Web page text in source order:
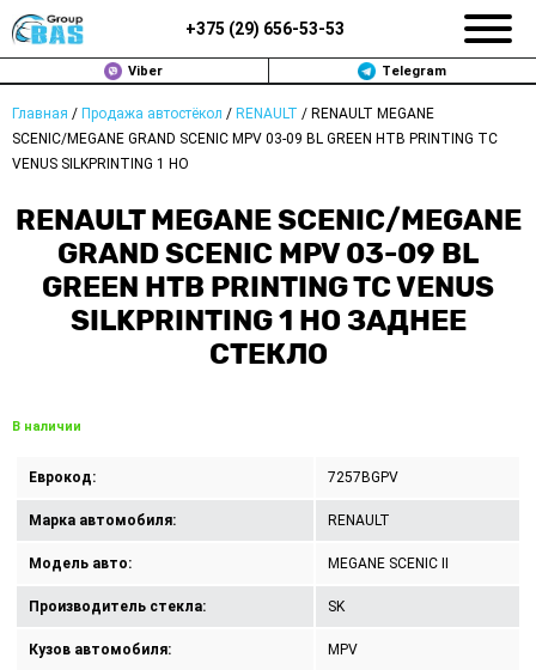
+375 (29) 656-53-53
Viber Telegram
Главная / Продажа автостёкол / RENAULT / RENAULT MEGANE
SCENIC/MEGANE GRAND SCENIC MPV 03-09 BL GREEN HTB PRINTING TC
VENUS SILKPRINTING 1 HO
RENAULT MEGANE SCENIC/MEGANE
GRAND SCENIC MPV 03-09 BL
GREEN HTB PRINTING TC VENUS
SILKPRINTING 1 HO ЗАДНЕЕ
СТЕКЛО
В наличии
Еврокод: 7257BGPV
Марка автомобиля: RENAULT
Модель авто: MEGANE SCENIC II
Производитель стекла: SK
Кузов автомобиля: MPV
ЗАМЕНА АВТОСТЕКОЛ В МИНСКЕ
ДОП. УСЛУГИ